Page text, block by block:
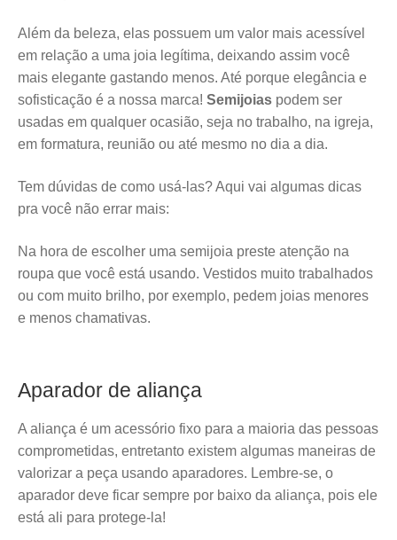
Além da beleza, elas possuem um valor mais acessível
em relação a uma joia legítima, deixando assim você
mais elegante gastando menos. Até porque elegância e
sofisticação é a nossa marca! Semijoias podem ser
usadas em qualquer ocasião, seja no trabalho, na igreja,
em formatura, reunião ou até mesmo no dia a dia.
Tem dúvidas de como usá-las? Aqui vai algumas dicas
pra você não errar mais:
Na hora de escolher uma semijoia preste atenção na
roupa que você está usando. Vestidos muito trabalhados
ou com muito brilho, por exemplo, pedem joias menores
e menos chamativas.
Aparador de aliança
A aliança é um acessório fixo para a maioria das pessoas
comprometidas, entretanto existem algumas maneiras de
valorizar a peça usando aparadores. Lembre-se, o
aparador deve ficar sempre por baixo da aliança, pois ele
está ali para protege-la!